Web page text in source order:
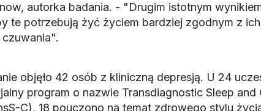
autorka badania. - "Drugim istotnym
te potrzebują żyć życiem bardziej zgodnym z
czuwania".
objęło 42 osób z kliniczną depresją. U 24
program o nazwie Transdiagnostic Sleep and
C), 18 pouczono na temat zdrowego stylu